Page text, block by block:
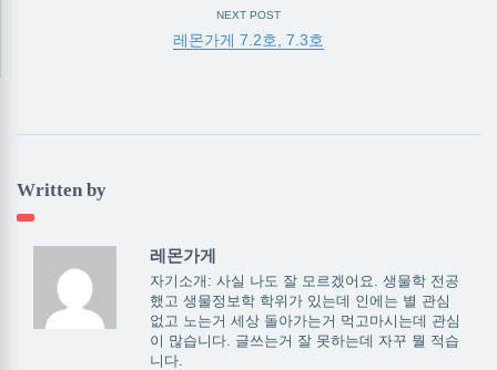
NEXT POST
레몬가게 7.2호, 7.3호
Written by
레몬가게
자기소개: 사실 나도 잘 모르겠어요. 생물학 전공
했고 생물정보학 학위가 있는데 인에는 별 관심
없고 노는거 세상 돌아가는거 먹고마시는데 관심
이 많습니다. 글쓰는거 잘 못하는데 자꾸 뭘 적습
니다.